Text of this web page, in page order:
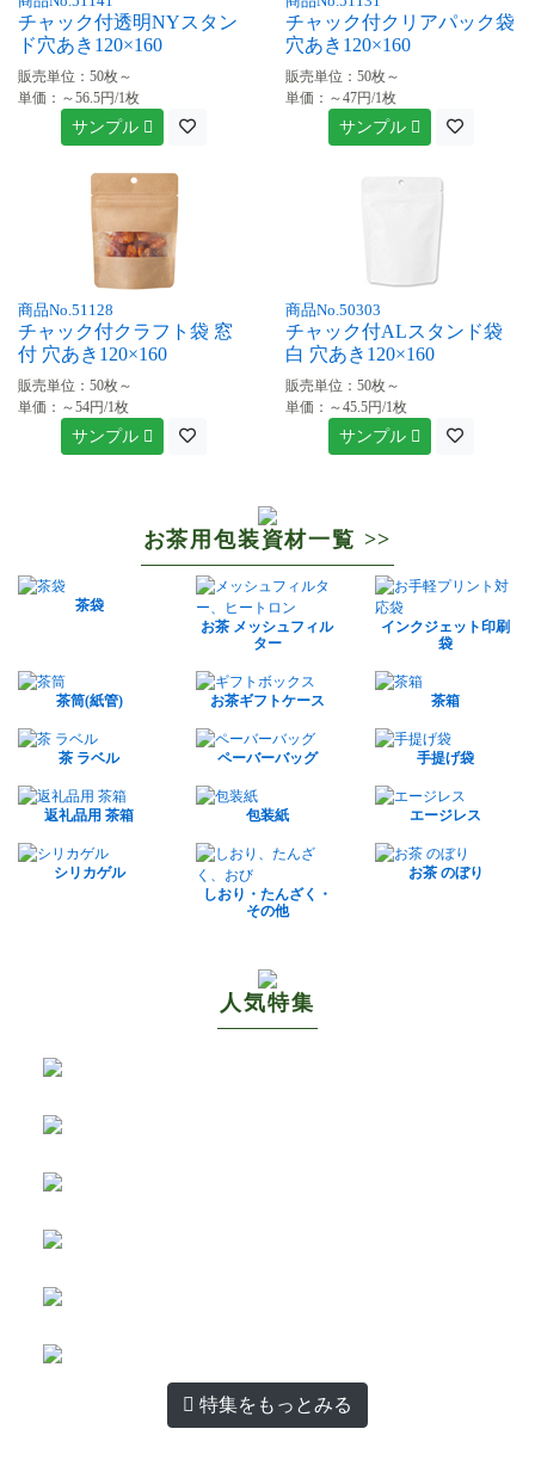
チャック付透明NYスタン
ド穴あき120×160
販売単位：50枚～
単価：～56.5円/1枚
サンプル
チャック付クリアパック袋
穴あき120×160
販売単位：50枚～
単価：～47円/1枚
サンプル
商品No.51128
チャック付クラフト袋 窓
付 穴あき120×160
販売単位：50枚～
単価：～54円/1枚
サンプル
商品No.50303
チャック付ALスタンド袋
白 穴あき120×160
販売単位：50枚～
単価：～45.5円/1枚
サンプル
お茶用包装資材一覧 >>
茶袋
お茶 メッシュフィル
ター
インクジェット印刷
袋
茶筒(紙管) お茶ギフトケース 茶箱
茶 ラベル ペーバーバッグ 手提げ袋
返礼品用 茶箱 包装紙 エージレス
シリカゲル
しおり・たんざく・
その他
お茶 のぼり
人気特集
特集をもっとみる